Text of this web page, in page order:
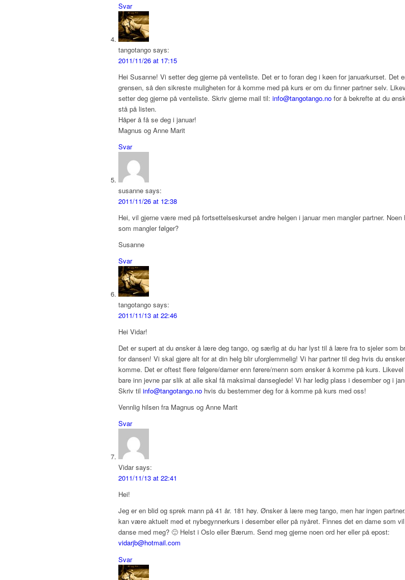
Svar
tangotango says:
2011/11/26 at 17:15
Hei Susanne! Vi setter deg gjerne på venteliste. Det er to foran deg i køen for januarkurset. Det
grensen, så den sikreste muligheten for å komme med på kurs er om du finner partner selv.
setter deg gjerne på venteliste. Skriv gjerne mail til: info@tangotango.no for å bekrefte at du
stå på listen.
Håper å få se deg i januar!
Magnus og Anne Marit
Svar
susanne says:
2011/11/26 at 12:38
Hei, vil gjerne være med på fortsettelseskurset andre helgen i januar men mangler partner. Noen
som mangler følger?
Susanne
Svar
tangotango says:
2011/11/13 at 22:46
Hei Vidar!
Det er supert at du ønsker å lære deg tango, og særlig at du har lyst til å lære fra to sjeler som
for dansen! Vi skal gjøre alt for at din helg blir uforglemmelig! Vi har partner til deg hvis du
komme. Det er oftest flere følgere/damer enn førere/menn som ønsker å komme på kurs.
bare inn jevne par slik at alle skal få maksimal danseglede! Vi har ledig plass i desember og i
Skriv til info@tangotango.no hvis du bestemmer deg for å komme på kurs med oss!
Vennlig hilsen fra Magnus og Anne Marit
Svar
Vidar says:
2011/11/13 at 22:41
Hei!
Jeg er en blid og sprek mann på 41 år. 181 høy. Ønsker å lære meg tango, men har ingen
kan være aktuelt med et nybegynnerkurs i desember eller på nyåret. Finnes det en dame som vil
danse med meg? 🙂 Helst i Oslo eller Bærum. Send meg gjerne noen ord her eller på epost:
vidarjb@hotmail.com
Svar